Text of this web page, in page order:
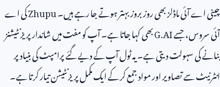
چینی اے آئی ماڈلز بھی روز بروز بہتر ہوتے جا رہے ہیں۔Zhupuکی اے
آئی سروس، جسےG.AIبھی کہا جاتا ہے۔ آپ کو مفت میں شاندار پریزنٹیشنز
بنانے کی سہولت دیتی ہے۔ یہ ٹول آپ کے دیے گئے پرامپٹ کی بنیاد پر
انٹرنیٹ سے تصاویر اور مواد جمع کر کے ایک مکمل پریزنٹیشن تیار کرتا ہے۔